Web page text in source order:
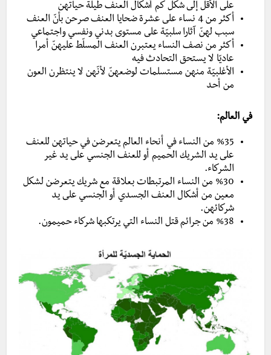
على الأقلّ إلى شكل كم أشكال العنف طيلة حياتهن
أكثر من 4 نساء على عشرة ضحايا العنف صرحن بأنّ العنف
سبب لهنّ آثارا سلبيّة على مستوى بدني ونفسي واجتماعي
أكثر من نصف النساء يعتبرن العنف المسلّط عليهنّ أمرا
عاديّا لا يستحق التحادث فيه
الأغلبيّة منهن مستسلمات لوضعهنّ لأنّهن لا ينتظرن العون
من أحد
في العالم:
%35 من النساء في أنحاء العالم يتعرضن في حياتهن للعنف
على يد الشريك الحميم أو للعنف الجنسي على يد غير
الشركاء.
%30 من النساء المرتبطات بعلاقة مع شريك يتعرضن لشكل
معين من أشكال العنف الجسدي أو الجنسي على يد
شركائهن.
%38 من جرائم قتل النساء التي يرتكبها شركاء حميمون.